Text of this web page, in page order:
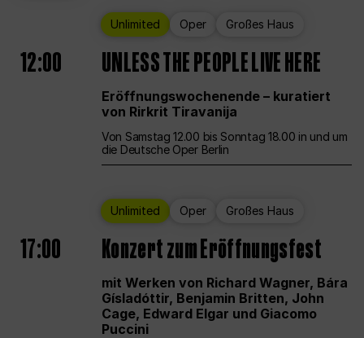
Unlimited Oper Großes Haus
12:00 UNLESS THE PEOPLE LIVE HERE
Eröffnungswochenende – kuratiert
von Rirkrit Tiravanija
Von Samstag 12.00 bis Sonntag 18.00 in und um
die Deutsche Oper Berlin
Unlimited Oper Großes Haus
17:00 Konzert zum Eröffnungsfest
mit Werken von Richard Wagner, Bára
Gísladóttir, Benjamin Britten, John
Cage, Edward Elgar und Giacomo
Puccini